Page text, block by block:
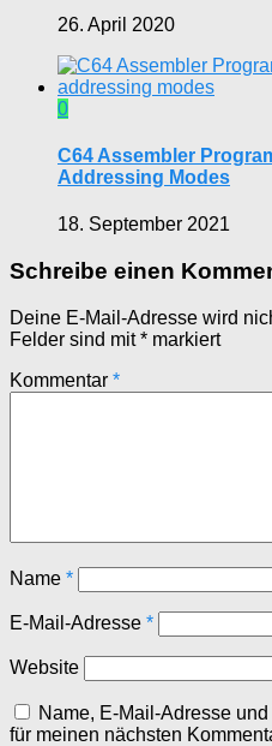
26. April 2020
0
C64 Assembler
Addressing Modes
18. September 2021
Schreibe einen
Deine E-Mail-Adresse wird
Felder sind mit* markiert
Kommentar *
Name *
E-Mail-Adresse *
Website
Name, E-Mail-Adresse
für meinen nächsten